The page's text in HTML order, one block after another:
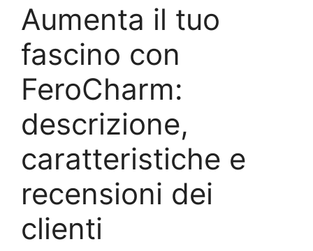
Aumenta il tuo
fascino con
FeroCharm:
descrizione,
caratteristiche e
recensioni dei
clienti